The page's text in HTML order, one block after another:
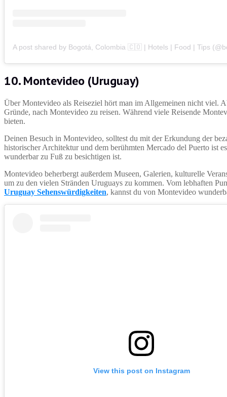
10. Montevideo (Uruguay)
Über Montevideo als Reiseziel hört man im Allgemeinen nicht viel.
Gründe, nach Montevideo zu reisen. Während viele Reisende
bieten.
Deinen Besuch in Montevideo, solltest du mit der Erkundung der
historischer Architektur und dem berühmten Mercado del Puerto ist
wunderbar zu Fuß zu besichtigen ist.
Montevideo beherbergt außerdem Museen, Galerien, kulturelle
um zu den vielen Stränden Uruguays zu kommen. Vom lebhaften
Uruguay Sehenswürdigkeiten, kannst du von Montevideo
View this post on Instagram